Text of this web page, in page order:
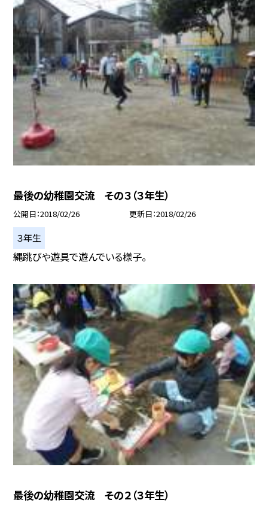
最後の幼稚園交流 その３（３年生）
公開日 2018/02/26 更新日 2018/02/26
３年生
縄跳びや遊具で遊んでいる様子。
最後の幼稚園交流 その２（３年生）